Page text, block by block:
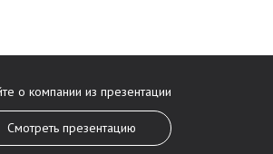
о компании из презентации
Смотреть презентацию